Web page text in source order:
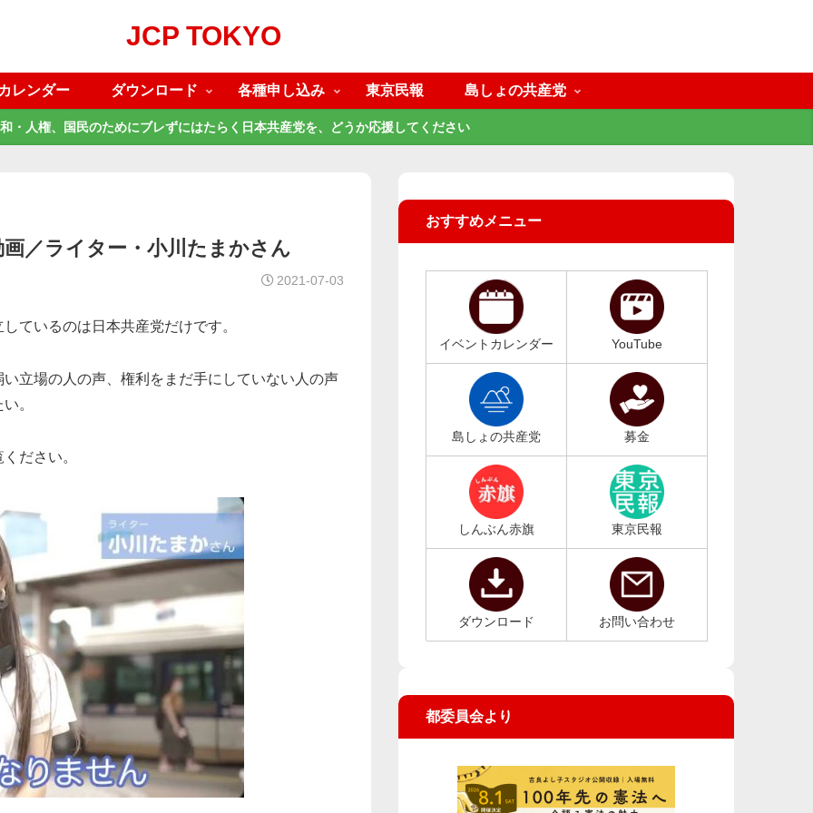
JCP TOKYO
レンダー ダウンロード 各種申し込み 東京民報 島しょの共産党
・人権、国民のためにブレずにはたらく日本共産党を、どうか応援してください
／ライター・小川たまかさん
2021-07-03
ているのは日本共産党だけです。
立場の人の声、権利をまだ手にしていない人の声
。
ださい。
おすすめメニュー
イベントカレンダー YouTube
島しょの共産党 募金
しんぶん赤旗 東京民報
ダウンロード お問い合わせ
都委員会より